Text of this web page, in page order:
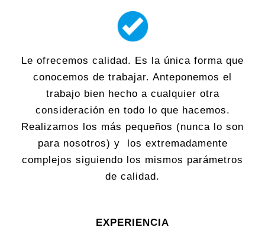
Le ofrecemos calidad. Es la única forma que
conocemos de trabajar. Anteponemos el
trabajo bien hecho a cualquier otra
consideración en todo lo que hacemos.
Realizamos los más pequeños (nunca lo son
para nosotros) y los extremadamente
complejos siguiendo los mismos parámetros
de calidad.
EXPERIENCIA